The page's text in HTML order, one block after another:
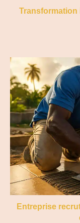
Transformation
Entreprise